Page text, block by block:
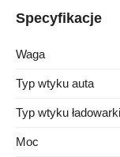
Specyfikacje
Waga
Typ wtyku auta
Typ wtyku ładowarki
Moc